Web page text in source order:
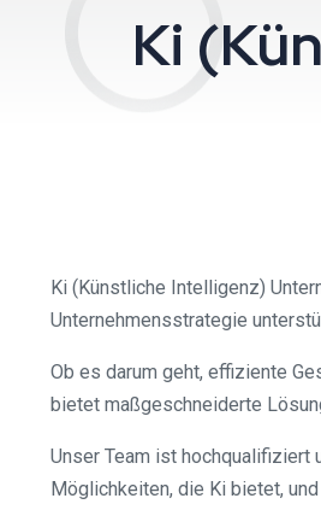
Ki
Ki (Künstliche Intelligenz)
Unternehmensstrategie
Ob es darum geht, effiziente
bietet maßgeschneiderte
Unser Team ist hochqualifiziert
Möglichkeiten, die Ki bietet,